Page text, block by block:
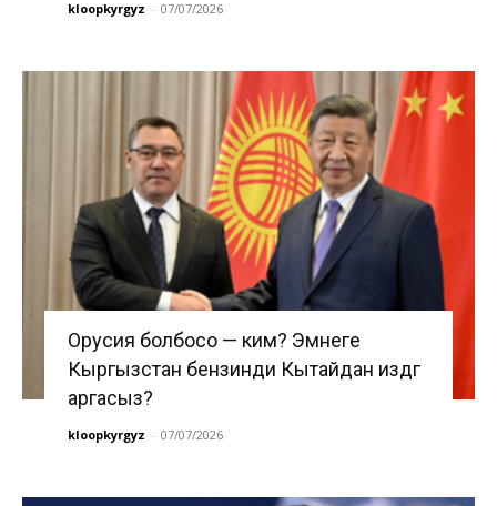
kloopkyrgyz - 07/07/2026
Орусия болбосо — ким? Эмнеге
Кыргызстан бензинди Кытайдан издөөгө
аргасыз?
kloopkyrgyz - 07/07/2026